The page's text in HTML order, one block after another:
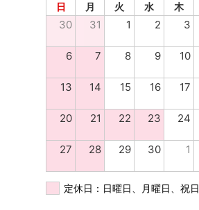
日 月 火 水 木
30 31 1 2 3
6 7 8 9 10
13 14 15 16 17
20 21 22 23 24
27 28 29 30 1
定休日：日曜日、月曜日、祝日